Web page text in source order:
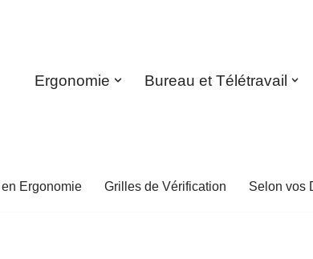
Ergonomie Bureau et Télétravail
Ergonomie Grilles de Vérification Selon vos